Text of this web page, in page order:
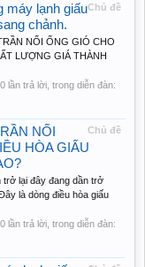
Chủ đề
máy lạnh giấu
chảnh.
NỐI ỐNG GIÓ CHO
LƯỢNG GIÁ THÀNH
, 0 lần trả lời, trong diễn đàn:
Chủ đề
NỐI
HÒA GIẤU
trở lại đây đang dần trở
là dòng điều hòa giấu
, 0 lần trả lời, trong diễn đàn: